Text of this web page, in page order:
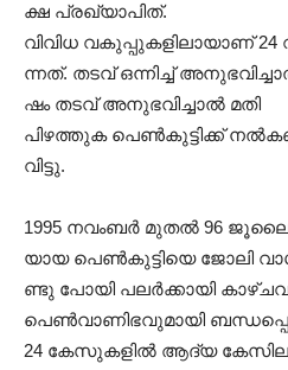
ക്ഷ പ്ര​ഖ്യാ​പി​ത്.
വി​വി​ധ വ​കു​പ്പു​ക​ളി​ലാ​യാ​ണ് 24
ന്ന​ത്. ത​ട​വ് ഒ​ന്നി​ച്ച്
ഷം ത​ട​വ് അ​നു​ഭ​വി​ച്ചാ​ൽ മ​തി
പി​ഴ​ത്തു​ക പെ​ണ്‍​കു​ട്ടി​ക്ക്
വി​ട്ടു.
1995 ന​വം​ബ​ർ മു​ത​ൽ 96
യാ​യ പെ​ണ്‍​കു​ട്ടി​യെ ജോ​ലി
ണ്ടു പോ​യി പ​ല​ർ​ക്കാ​യി
പെ​ണ്‍​വാ​ണി​ഭ​വു​മാ​യി
24 കേ​സു​ക​ളി​ൽ ആ​ദ്യ